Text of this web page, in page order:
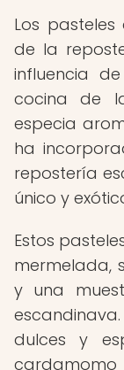
Los
de la
influencia
cocina de
especia
ha
repostería
único y
Estos
mermelada,
y una
dulces y